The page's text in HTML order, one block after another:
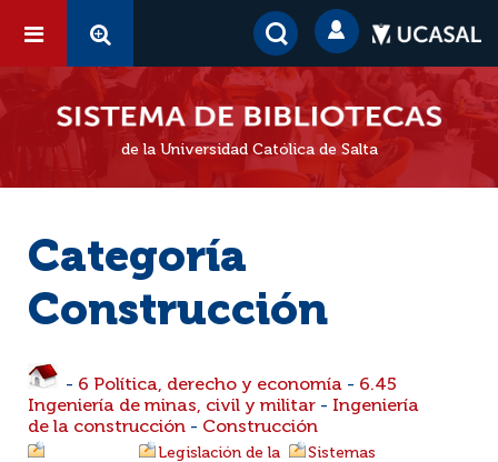
de la Universidad Católica de Salta
Categoría
Construcción
- 6 Política, derecho y economía - 6.45
Ingeniería de minas, civil y militar - Ingeniería
de la construcción - Construcción
Legislación de la
Sistemas